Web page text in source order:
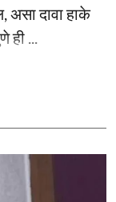
असा दावा हाके
ही ...